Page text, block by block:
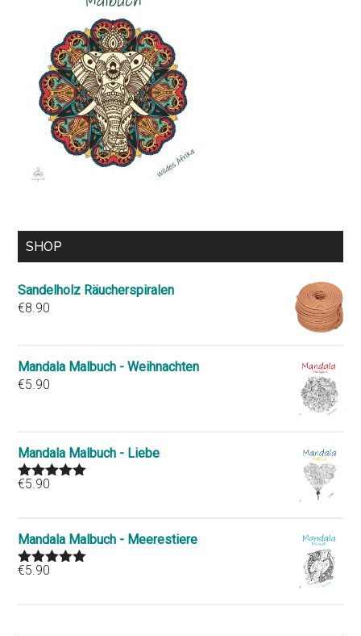
SHOP
Sandelholz Räucherspiralen
€8.90
Mandala Malbuch - Weihnachten
€5.90
Mandala Malbuch - Liebe
Rated
€5.90
Mandala Malbuch - Meerestiere
Rated
€5.90